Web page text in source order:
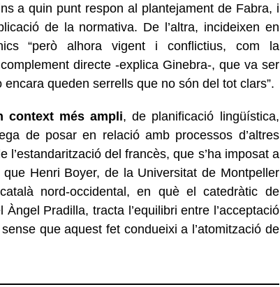
a quin punt respon al plantejament de Fabra, i
de la normativa. De l’altra, incideixen en
“però alhora vigent i conflictius, com la
directe -explica Ginebra-, que va ser
queden serrells que no són del tot clars”.
context més ampli, de planificació lingüística,
de posar en relació amb processos d’altres
l’estandarització del francès, que s’ha imposat a
Henri Boyer, de la Universitat de Montpeller
nord-occidental, en què el catedràtic de
Pradilla, tracta l’equilibri entre l’acceptació
que aquest fet condueixi a l’atomització de